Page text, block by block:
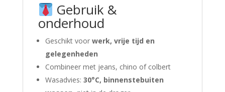
Gebruik &
onderhoud
Geschikt voor werk, vrije tijd en
gelegenheden
Combineer met jeans, chino of colbert
Wasadvies: 30°C, binnenstebuiten